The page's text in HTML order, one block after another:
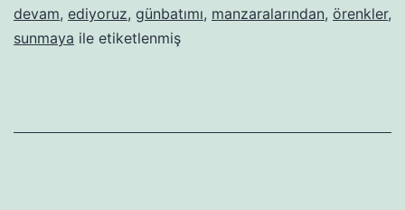
devam, ediyoruz, günbatımı, manzaralarından, örenkler,
sunmaya ile etiketlenmiş